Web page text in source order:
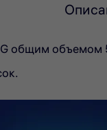
общим объемом